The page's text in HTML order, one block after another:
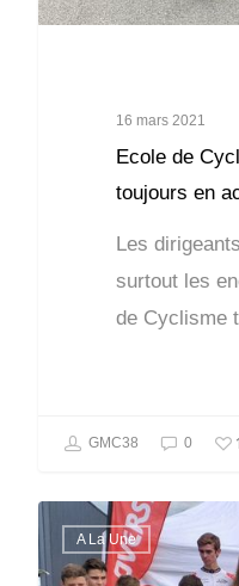
16 mars 2021
Ecole de
toujours en
Les
surtout les
de Cyclisme
GMC38 0 1
A La Une